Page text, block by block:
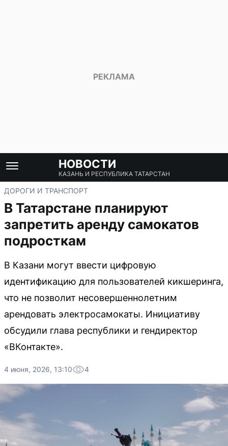
НОВОСТИ
КАЗАНЬ И РЕСПУБЛИКА ТАТАРСТАН
ДОРОГИ И ТРАНСПОРТ
В Татарстане планируют
запретить аренду самокатов
подросткам
В Казани могут ввести цифровую
идентификацию для пользователей кикшеринга,
что не позволит несовершеннолетним
арендовать электросамокаты. Инициативу
обсудили глава республики и гендиректор
«ВКонтакте».
4 июня, 2026, 13:10 4